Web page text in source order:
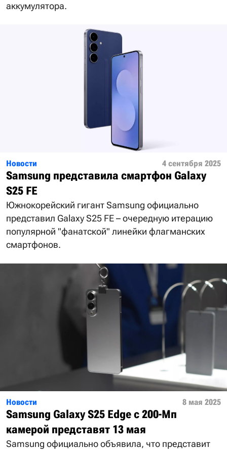
аккумулятора.
Новости 4 сентября 2025
Samsung представила смартфон Galaxy
S25 FE
Южнокорейский гигант Samsung официально
представил Galaxy S25 FE – очередную итерацию
популярной "фанатской" линейки флагманских
смартфонов.
Новости 8 мая 2025
Samsung Galaxy S25 Edge с 200-Мп
камерой представят 13 мая
Samsung официально объявила, что представит